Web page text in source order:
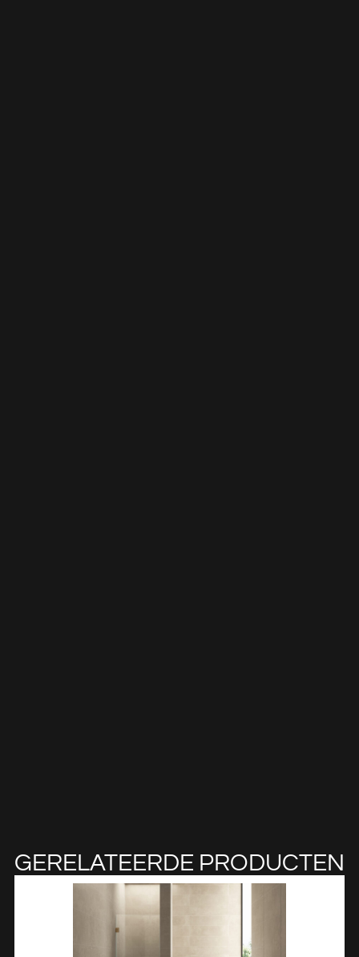
GERELATEERDE PRODUCTEN